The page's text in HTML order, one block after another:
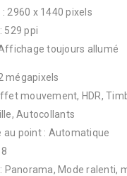
: 2960 x 1440 pixels
529 ppi
toujours allumé
mégapixels
mouvement, HDR,
Autocollants
au point : Automatique
Panorama, Mode ralenti,